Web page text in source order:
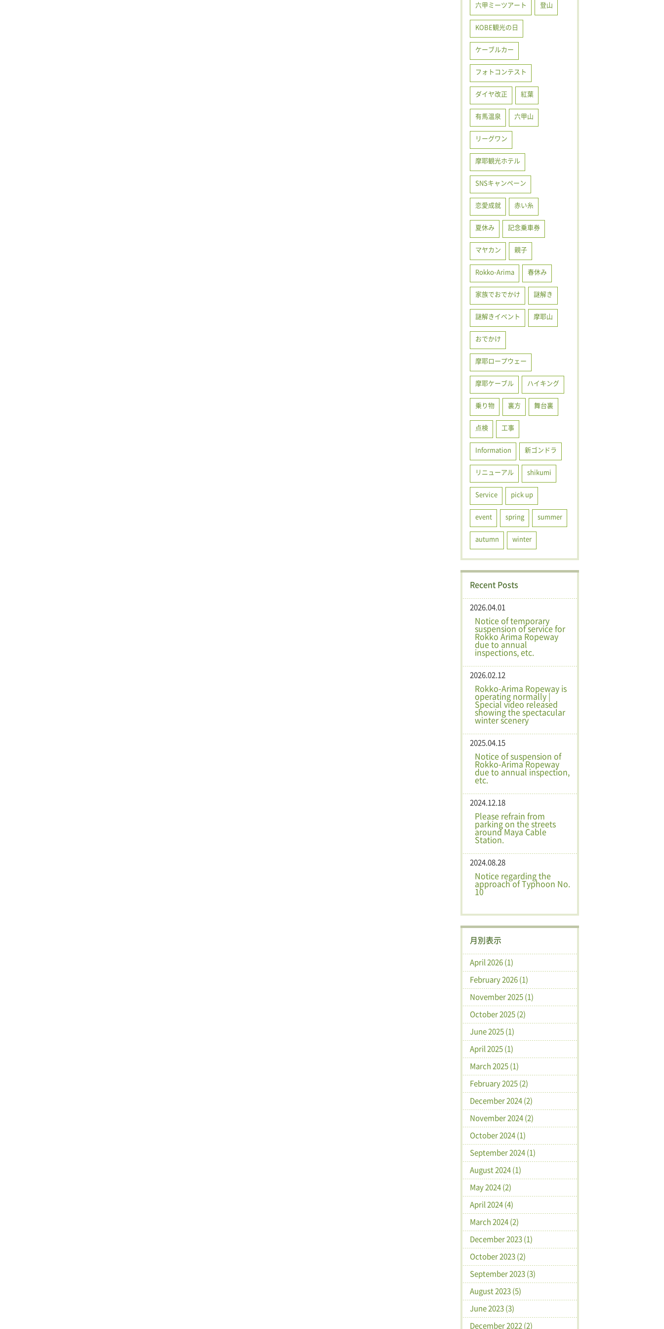
六甲ミーツアート 登山
KOBE観光の日
ケーブルカー
フォトコンテスト
ダイヤ改正 紅葉
有馬温泉 六甲山
リーグワン
摩耶観光ホテル
SNSキャンペーン
恋愛成就 赤い糸
夏休み 記念乗車券
マヤカン 親子
Rokko-Arima 春休み
家族でおでかけ 謎解き
謎解きイベント 摩耶山
おでかけ
摩耶ロープウェー
摩耶ケーブル ハイキング
乗り物 裏方 舞台裏
点検 工事
Information 新ゴンドラ
リニューアル shikumi
Service pick up
event spring summer
autumn winter
Recent Posts
2026.04.01
Notice of temporary
suspension of service for
Rokko Arima Ropeway
due to annual
inspections, etc.
2026.02.12
Rokko-Arima Ropeway is
operating normally |
Special video released
showing the spectacular
winter scenery
2025.04.15
Notice of suspension of
Rokko-Arima Ropeway
due to annual inspection,
etc.
2024.12.18
Please refrain from
parking on the streets
around Maya Cable
Station.
2024.08.28
Notice regarding the
approach of Typhoon No.
10
月別表示
April 2026 (1)
February 2026 (1)
November 2025 (1)
October 2025 (2)
June 2025 (1)
April 2025 (1)
March 2025 (1)
February 2025 (2)
December 2024 (2)
November 2024 (2)
October 2024 (1)
September 2024 (1)
August 2024 (1)
May 2024 (2)
April 2024 (4)
March 2024 (2)
December 2023 (1)
October 2023 (2)
September 2023 (3)
August 2023 (5)
June 2023 (3)
December 2022 (2)